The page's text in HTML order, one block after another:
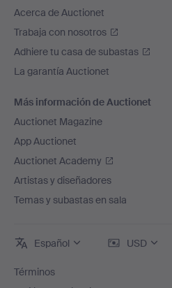
Acerca de Auctionet
Trabaja con nosotros
Adhiere tu casa de subastas
La garantía Auctionet
Más información de Auctionet
Auctionet Magazine
App Auctionet
Auctionet Academy
Artistas y diseñadores
Temas y subastas en sala
Español USD
Términos